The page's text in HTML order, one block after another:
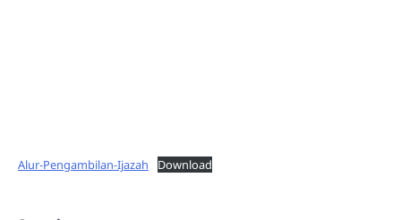
Alur-Pengambilan-Ijazah Download